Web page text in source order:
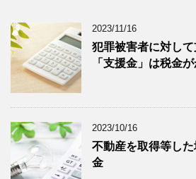
2023/11/16
犯罪被害者に対し
「支援金」は税金
2023/10/16
不動産を取得等し
金